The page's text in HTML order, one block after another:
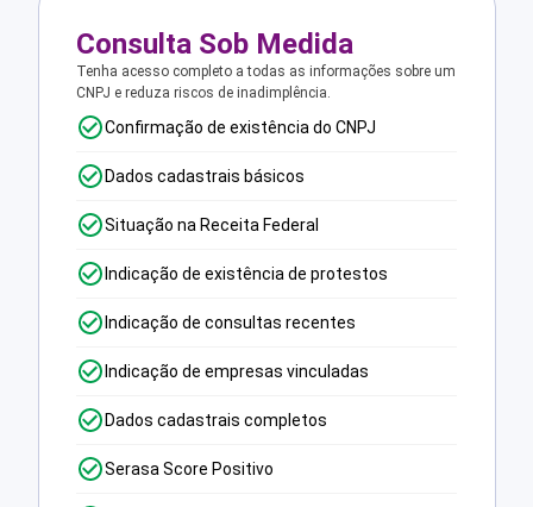
Consulta Sob Medida
Tenha acesso completo a todas as informações sobre um
CNPJ e reduza riscos de inadimplência.
Confirmação de existência do CNPJ
Dados cadastrais básicos
Situação na Receita Federal
Indicação de existência de protestos
Indicação de consultas recentes
Indicação de empresas vinculadas
Dados cadastrais completos
Serasa Score Positivo